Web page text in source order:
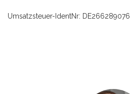
Umsatzsteuer-IdentNr: DE266289076